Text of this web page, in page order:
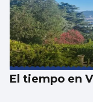
El tiempo en